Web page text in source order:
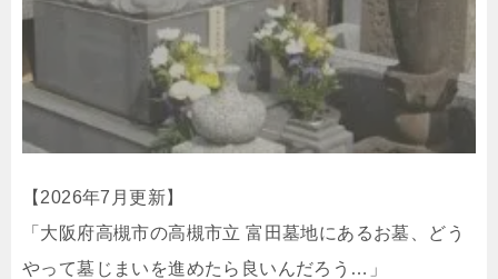
【2026年7月更新】
「大阪府高槻市の高槻市立 富田墓地にあるお墓、どう
やって墓じまいを進めたら良いんだろう…」